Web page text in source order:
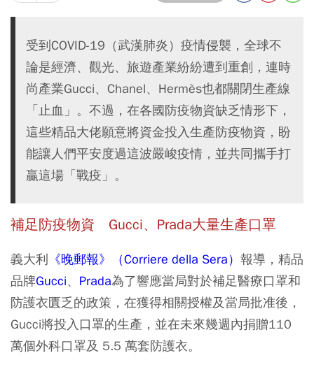
受到COVID-19（武漢肺炎）疫情侵襲，全球不
論是經濟、觀光、旅遊產業紛紛遭到重創，連時
尚產業Gucci、Chanel、Hermès也都關閉生產線
「止血」。不過，在各國防疫物資缺乏情形下，
這些精品大佬願意將資金投入生產防疫物資，盼
能讓人們平安度過這波嚴峻疫情，並共同攜手打
贏這場「戰疫」。
補足防疫物資 Gucci、Prada大量生產口罩
義大利 《晚郵報》（Corriere della Sera） 報導，精品
品牌Gucci、 Prada為了響應當局對於補足醫療口罩和
防護衣匱乏的政策，在獲得相關授權及當局批准後，
Gucci將投入口罩的生產，並在未來幾週內捐贈110
萬個外科口罩及 5.5 萬套防護衣。